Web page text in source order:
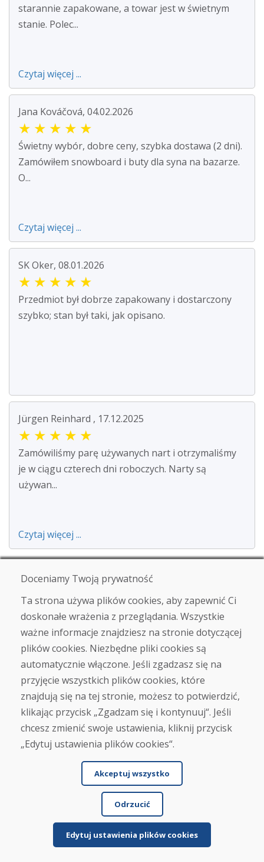
starannie zapakowane, a towar jest w świetnym
stanie. Polec...
Czytaj więcej ...
Jana Kováčová, 04.02.2026
★ ★ ★ ★ ★
Świetny wybór, dobre ceny, szybka dostawa (2 dni).
Zamówiłem snowboard i buty dla syna na bazarze.
O...
Czytaj więcej ...
SK Oker, 08.01.2026
★ ★ ★ ★ ★
Przedmiot był dobrze zapakowany i dostarczony
szybko; stan był taki, jak opisano.
Jürgen Reinhard , 17.12.2025
★ ★ ★ ★ ★
Zamówiliśmy parę używanych nart i otrzymaliśmy
je w ciągu czterech dni roboczych. Narty są
używan...
Czytaj więcej ...
Zobacz więcej recenzji >
Napisz recenzję
★★★★★
Imię i nazwisko
Doceniamy Twoją prywatność
Ta strona używa plików cookies, aby zapewnić Ci
doskonałe wrażenia z przeglądania. Wszystkie
ważne informacje znajdziesz na stronie dotyczącej
plików cookies. Niezbędne pliki cookies są
automatycznie włączone. Jeśli zgadzasz się na
przyjęcie wszystkich plików cookies, które
znajdują się na tej stronie, możesz to potwierdzić,
klikając przycisk „Zgadzam się i kontynuuj“. Jeśli
chcesz zmienić swoje ustawienia, kliknij przycisk
„Edytuj ustawienia plików cookies“.
Akceptuj wszystko
Odrzucić
Edytuj ustawienia plików cookies